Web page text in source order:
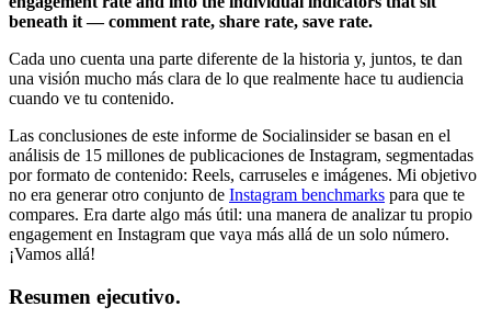
beneath it — comment rate, share rate, save rate.
Cada uno cuenta una parte diferente de la historia y, juntos, te dan
una visión mucho más clara de lo que realmente hace tu audiencia
cuando ve tu contenido.
Las conclusiones de este informe de Socialinsider se basan en el
análisis de 15 millones de publicaciones de Instagram, segmentadas
por formato de contenido: Reels, carruseles e imágenes. Mi objetivo
no era generar otro conjunto de Instagram benchmarks para que te
compares. Era darte algo más útil: una manera de analizar tu propio
engagement en Instagram que vaya más allá de un solo número.
¡Vamos allá!
Resumen ejecutivo.